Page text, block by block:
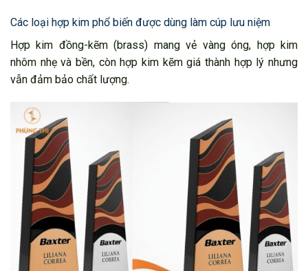
Các loại hợp kim phổ biến được dùng làm cúp lưu niệm
Hợp kim đồng-kẽm (brass) mang vẻ vàng óng, hợp kim
nhôm nhẹ và bền, còn hợp kim kẽm giá thành hợp lý nhưng
vẫn đảm bảo chất lượng.